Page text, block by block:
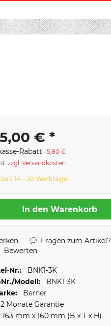
€ *
Rabatt -5,80 €
zzgl. Versandkosten
14 - 20 Werktage
In den Warenkorb
Fragen zum Artikel?
Bewerten
Nr.:
BNK1-3K
Modell:
BNK1-3K
Berner
Monate Garantie
163 mm x160 mm (B x T x H)